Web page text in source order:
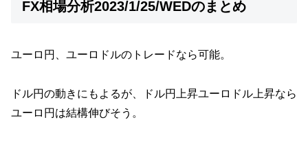
FX相場分析2023/1/25/WEDのまとめ
ユーロ円、ユーロドルのトレードなら可能。
ドル円の動きにもよるが、ドル円上昇ユーロドル上昇なら
ユーロ円は結構伸びそう。